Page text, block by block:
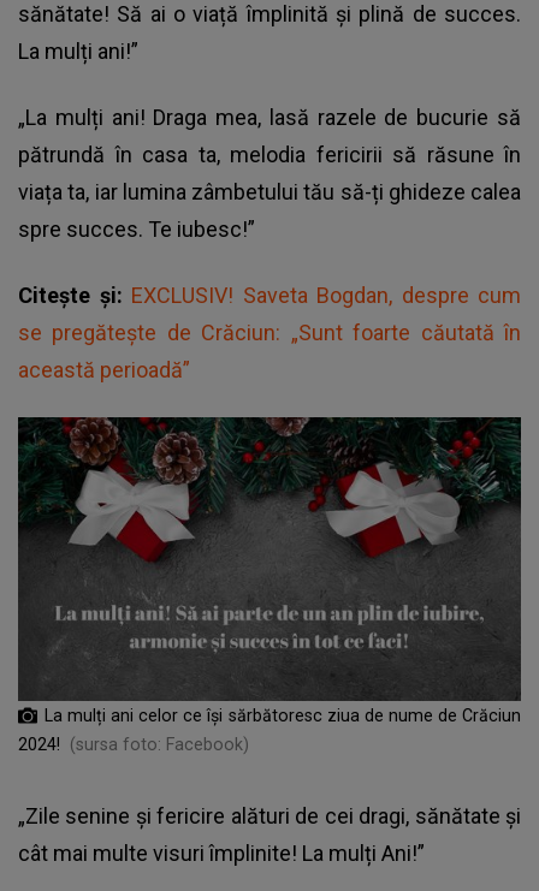
sănătate! Să ai o viață împlinită și plină de succes.
La mulți ani!”
„La mulți ani! Draga mea, lasă razele de bucurie să
pătrundă în casa ta, melodia fericirii să răsune în
viața ta, iar lumina zâmbetului tău să-ți ghideze calea
spre succes. Te iubesc!”
Citește și: EXCLUSIV! Saveta Bogdan, despre cum
se pregătește de Crăciun: „Sunt foarte căutată în
această perioadă”
La mulți ani celor ce își sărbătoresc ziua de nume de Crăciun
2024!
(sursa foto: Facebook)
„Zile senine și fericire alături de cei dragi, sănătate și
cât mai multe visuri împlinite! La mulți Ani!”